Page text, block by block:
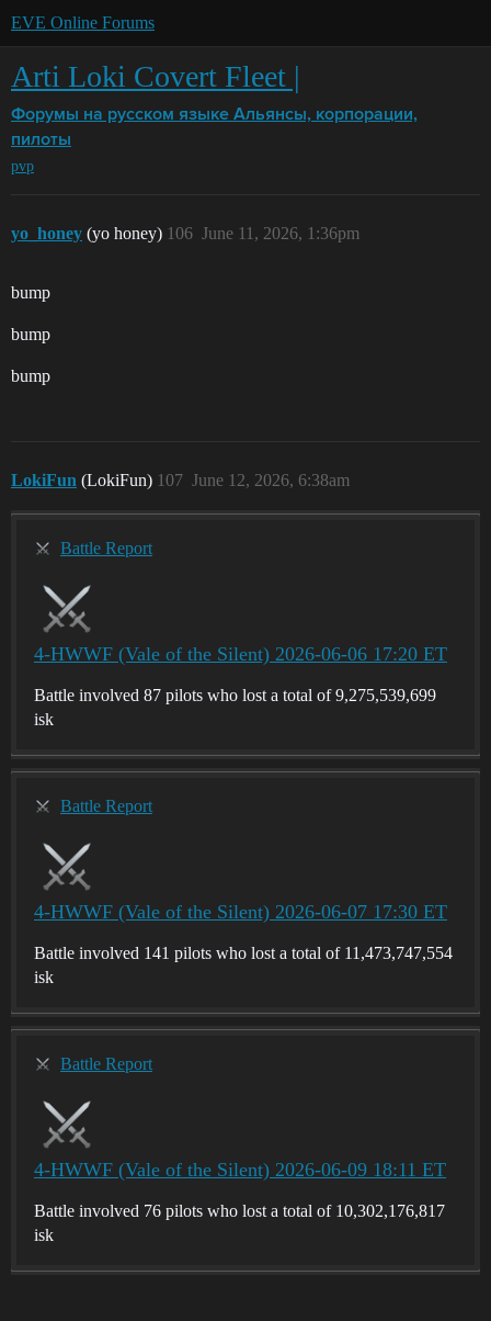
EVE Online Forums
Arti Loki Covert Fleet |
Форумы на русском языке Альянсы, корпорации,
пилоты
pvp
yo_honey (yo honey) June 11, 2026, 1:36pm
106
bump
bump
bump
LokiFun (LokiFun) June 12, 2026, 6:38am
107
Battle Report
4-HWWF (Vale of the Silent) 2026-06-06 17:20 ET
Battle involved 87 pilots who lost a total of 9,275,539,699
isk
Battle Report
4-HWWF (Vale of the Silent) 2026-06-07 17:30 ET
Battle involved 141 pilots who lost a total of 11,473,747,554
isk
Battle Report
4-HWWF (Vale of the Silent) 2026-06-09 18:11 ET
Battle involved 76 pilots who lost a total of 10,302,176,817
isk